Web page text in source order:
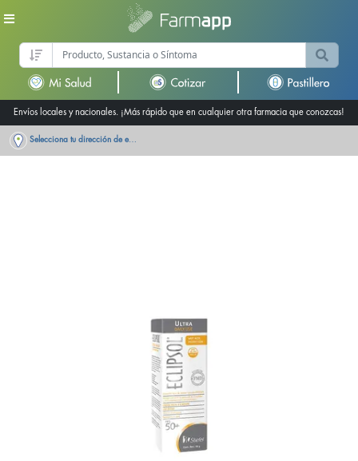
Envíos locales y nacionales. ¡Más rápido que en cualquier otra farmacia que conozcas!
Selecciona tu dirección de entrega